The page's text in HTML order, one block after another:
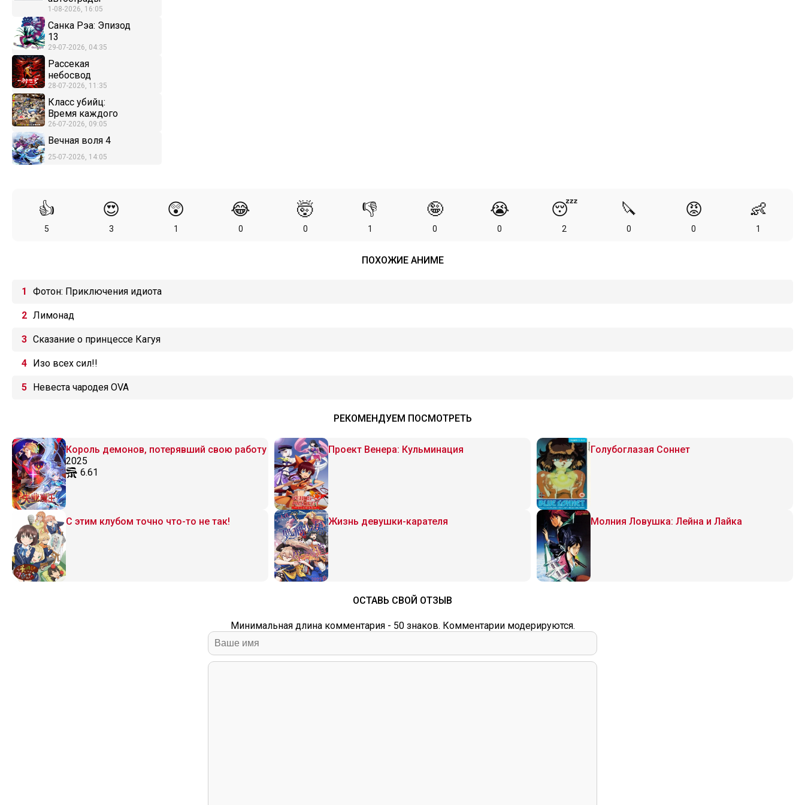
1-08-2026, 16:05
Санка Рэа: Эпизод
13
29-07-2026, 04:35
Рассекая
небосвод
28-07-2026, 11:35
Класс убийц:
Время каждого
26-07-2026, 09:05
Вечная воля 4
25-07-2026, 14:05
👍
5
😍
3
😲
1
😂
0
🤯
0
👎
1
🤪
0
😭
0
😴
2
🔪
0
😡
0
👶
1
ПОХОЖИЕ АНИМЕ
Фотон: Приключения идиота
Лимонад
Сказание о принцессе Кагуя
Изо всех сил!!
Невеста чародея OVA
РЕКОМЕНДУЕМ ПОСМОТРЕТЬ
Король демонов, потерявший свою работу
2025
6.61
Проект Венера: Кульминация Голубоглазая Соннет
С этим клубом точно что-то не так! Жизнь девушки-карателя Молния Ловушка: Лейна и Лайка
ОСТАВЬ СВОЙ ОТЗЫВ
Минимальная длина комментария - 50 знаков. Комментарии модерируются.